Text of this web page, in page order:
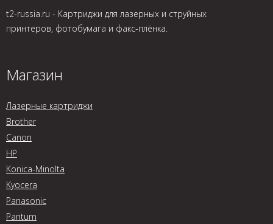
t2-russia.ru - Картриджи для лазерных и струйных
принтеров, фотобумага и факс-плёнка.
Магазин
Лазерные картриджи
Brother
Canon
HP
Konica-Minolta
Kyocera
Panasonic
Pantum